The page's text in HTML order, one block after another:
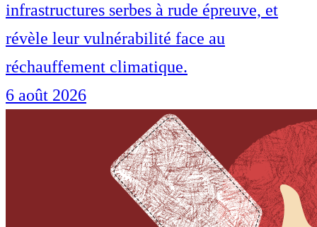
infrastructures serbes à rude épreuve, et
révèle leur vulnérabilité face au
réchauffement climatique.
6 août 2026